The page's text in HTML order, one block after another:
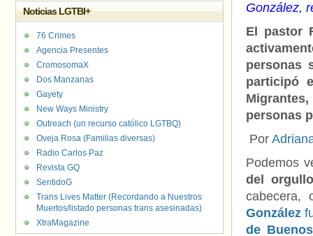
González,
El pastor
personas
participó
personas
Por
Podemos
del
cabecera,
González
de
Noticias LGTBI+
76 Crimes
Agencia Presentes
CromosomaX
Dos Manzanas
Gayety
New Ways Ministry
Outreach (un recurso católico LGTBQ)
Oveja Rosa (Familias diversas)
Radio Carlos Paz
Revista GQ
SentidoG
Trans Lives Matter (Recordando a Nuestros
Muertos/listado personas trans asesinadas)
XtraMagazine